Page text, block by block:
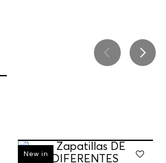
-30%
New in